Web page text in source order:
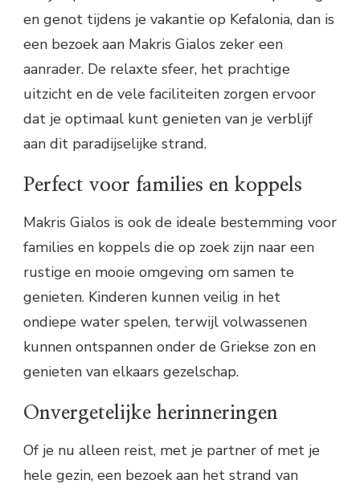
en genot tijdens je vakantie op Kefalonia, dan is
een bezoek aan Makris Gialos zeker een
aanrader. De relaxte sfeer, het prachtige
uitzicht en de vele faciliteiten zorgen ervoor
dat je optimaal kunt genieten van je verblijf
aan dit paradijselijke strand.
Perfect voor families en koppels
Makris Gialos is ook de ideale bestemming voor
families en koppels die op zoek zijn naar een
rustige en mooie omgeving om samen te
genieten. Kinderen kunnen veilig in het
ondiepe water spelen, terwijl volwassenen
kunnen ontspannen onder de Griekse zon en
genieten van elkaars gezelschap.
Onvergetelijke herinneringen
Of je nu alleen reist, met je partner of met je
hele gezin, een bezoek aan het strand van